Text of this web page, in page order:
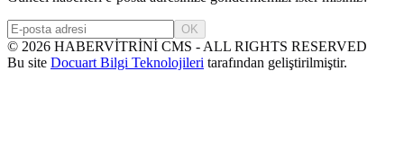
OK
© 2026 HABERVİTRİNİ CMS - ALL RIGHTS RESERVED
Bu site Docuart Bilgi Teknolojileri tarafından geliştirilmiştir.